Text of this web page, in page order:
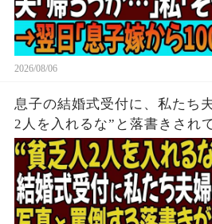
2026/08/06
息子の結婚式受付に、私たち
2人を入れるな”と落書きされ
「帰るか」私「はい」→無言
後、息子は全てを失う結末を